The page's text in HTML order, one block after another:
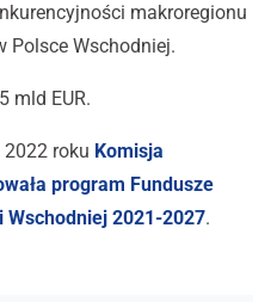
makroregionu
Polsce Wschodniej.
mld EUR.
roku Komisja
program Fundusze
Wschodniej 2021-2027.